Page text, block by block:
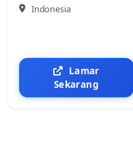
Indonesia
Lamar
Sekarang